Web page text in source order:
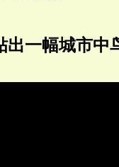
一幅城市中